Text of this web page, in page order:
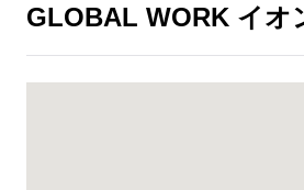
GLOBAL WORK イオ